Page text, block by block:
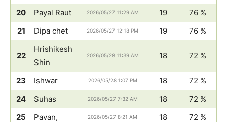
20 Payal Raut 2026/05/27 11:29 AM 19
76 %
21
Dipa chet 2026/05/27 12:18 PM 19 76 %
22
Hrishikesh
Shin
2026/05/28 11:39 AM 18 72 %
23 Ishwar 2026/05/28 1:07 PM 18
72 %
24
Suhas 2026/05/27 7:32 AM 18
72 %
25
Pavan, 2026/05/27 8:21 AM 18 72 %